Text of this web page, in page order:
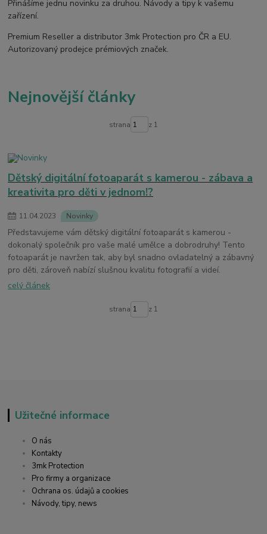
Přinášíme jednu novinku za druhou. Návody a tipy k vašemu
zařízení.
Premium Reseller a distributor 3mk Protection pro ČR a EU.
Autorizovaný prodejce prémiových značek.
Nejnovější články
strana z 1
Dětský digitální fotoaparát s kamerou - zábava a
kreativita pro děti v jednom!?
11.04.2023 Novinky
Představujeme vám dětský digitální fotoaparát s kamerou -
dokonalý společník pro vaše malé umělce a dobrodruhy! Tento
fotoaparát je navržen tak, aby byl snadno ovladatelný a zábavný
pro děti, zároveň nabízí slušnou kvalitu fotografií a videí.
celý článek
strana z 1
Užitečné informace
O nás
Kontakty
3mk Protection
Pro firmy a organizace
Ochrana os. údajů a cookies
Návody, tipy, news